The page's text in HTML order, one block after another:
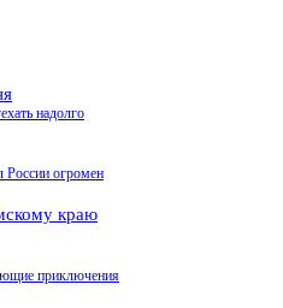
надолго
России огромен
краю
приключения